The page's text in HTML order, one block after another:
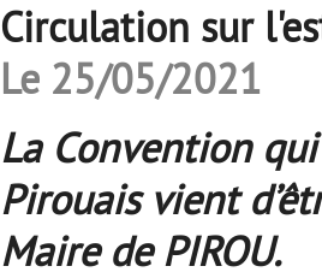
Circulation sur
Le 25/05/2021
La Convention
Pirouais vient
Maire de PIROU.